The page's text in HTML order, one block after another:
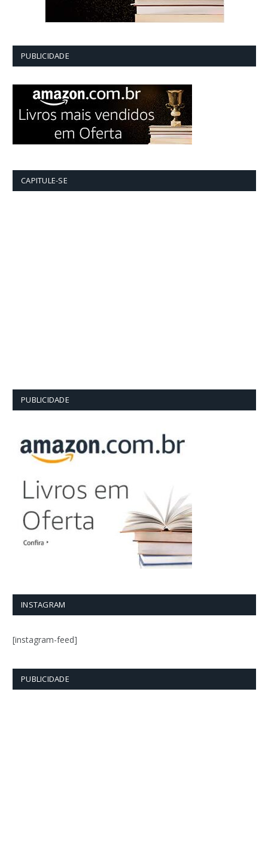
PUBLICIDADE
CAPITULE-SE
PUBLICIDADE
INSTAGRAM
[instagram-feed]
PUBLICIDADE